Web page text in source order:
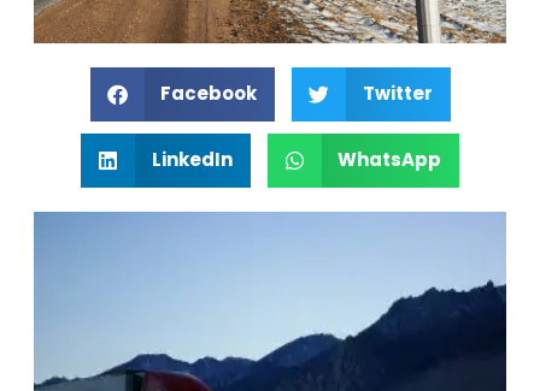
Facebook Twitter
LinkedIn WhatsApp